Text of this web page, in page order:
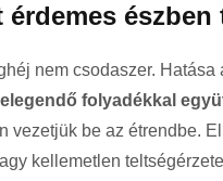
észben
nem csodaszer. Hatása
elegendő folyadékkal
vezetjük be az étrendbe.
kellemetlen